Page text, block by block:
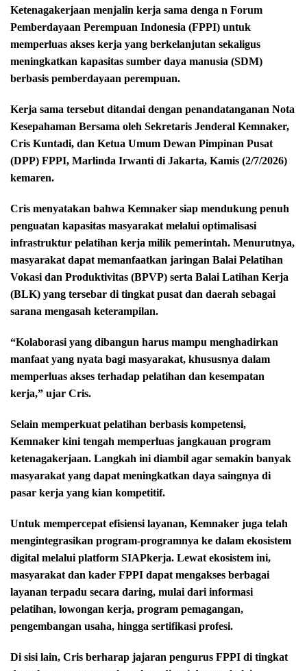
Ketenagakerjaan menjalin kerja sama denga n Forum
Pemberdayaan Perempuan Indonesia (FPPI) untuk
memperluas akses kerja yang berkelanjutan sekaligus
meningkatkan kapasitas sumber daya manusia (SDM)
berbasis pemberdayaan perempuan.
Kerja sama tersebut ditandai dengan penandatanganan Nota
Kesepahaman Bersama oleh Sekretaris Jenderal Kemnaker,
Cris Kuntadi, dan Ketua Umum Dewan Pimpinan Pusat
(DPP) FPPI, Marlinda Irwanti di Jakarta, Kamis (2/7/2026)
kemaren.
Cris menyatakan bahwa Kemnaker siap mendukung penuh
penguatan kapasitas masyarakat melalui optimalisasi
infrastruktur pelatihan kerja milik pemerintah. Menurutnya,
masyarakat dapat memanfaatkan jaringan Balai Pelatihan
Vokasi dan Produktivitas (BPVP) serta Balai Latihan Kerja
(BLK) yang tersebar di tingkat pusat dan daerah sebagai
sarana mengasah keterampilan.
“Kolaborasi yang dibangun harus mampu menghadirkan
manfaat yang nyata bagi masyarakat, khususnya dalam
memperluas akses terhadap pelatihan dan kesempatan
kerja,” ujar Cris.
Selain memperkuat pelatihan berbasis kompetensi,
Kemnaker kini tengah memperluas jangkauan program
ketenagakerjaan. Langkah ini diambil agar semakin banyak
masyarakat yang dapat meningkatkan daya saingnya di
pasar kerja yang kian kompetitif.
Untuk mempercepat efisiensi layanan, Kemnaker juga telah
mengintegrasikan program-programnya ke dalam ekosistem
digital melalui platform SIAPkerja. Lewat ekosistem ini,
masyarakat dan kader FPPI dapat mengakses berbagai
layanan terpadu secara daring, mulai dari informasi
pelatihan, lowongan kerja, program pemagangan,
pengembangan usaha, hingga sertifikasi profesi.
Di sisi lain, Cris berharap jajaran pengurus FPPI di tingkat